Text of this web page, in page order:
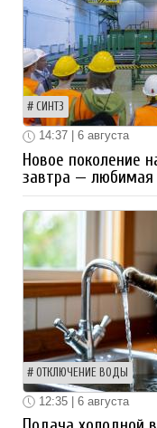
СИНТЗ
14:37 | 6 августа
Новое поколение
завтра — любимая
ОТКЛЮЧЕНИЕ ВОДЫ
12:35 | 6 августа